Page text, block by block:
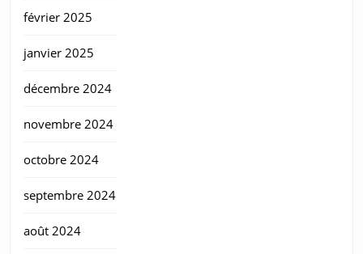
février 2025
janvier 2025
décembre 2024
novembre 2024
octobre 2024
septembre 2024
août 2024